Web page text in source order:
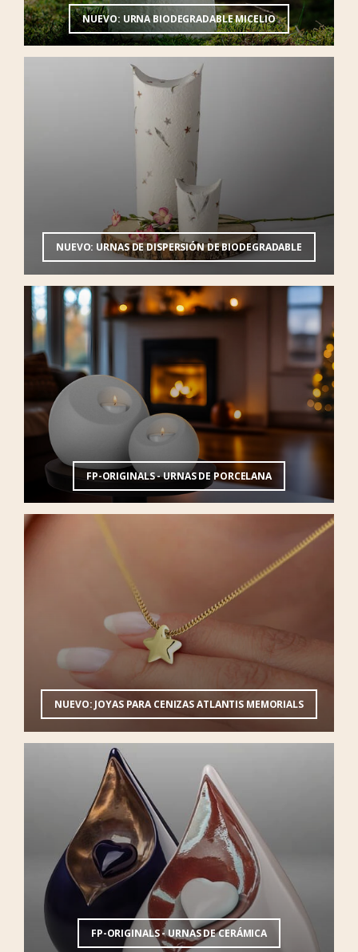
NUEVO: URNA BIODEGRADABLE MICELIO
NUEVO: URNAS DE DISPERSIÓN DE BIODEGRADABLE
FP-ORIGINALS - URNAS DE PORCELANA
NUEVO: JOYAS PARA CENIZAS ATLANTIS MEMORIALS
FP-ORIGINALS - URNAS DE CERÁMICA